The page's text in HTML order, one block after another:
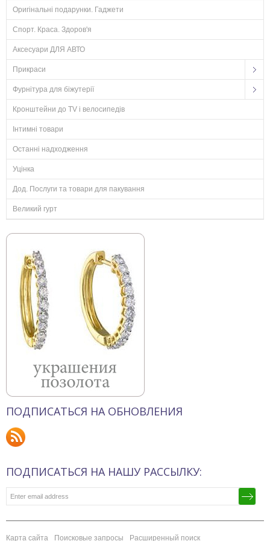
Оригінальні подарунки. Гаджети
Спорт. Краса. Здоров'я
Аксесуари ДЛЯ АВТО
Прикраси
Фурнітура для біжутерії
Кронштейни до TV і велосипедів
Інтимні товари
Останні надходження
Уцінка
Дод. Послуги та товари для пакування
Великий гурт
ПОДПИСАТЬСЯ НА ОБНОВЛЕНИЯ
ПОДПИСАТЬСЯ НА НАШУ РАССЫЛКУ:
Карта сайта Поисковые запросы Расширенный поиск